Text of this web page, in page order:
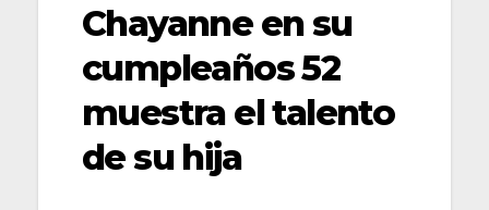
Chayanne en su
cumpleaños 52
muestra el talento
de su hija